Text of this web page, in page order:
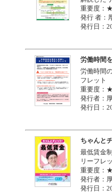
重要度
発行 者：
発行日：
労働時間
労働時間
フレット
重要度
発行者：
発行日：
ちゃんと
最低賃金
リーフレ
重要度
発行者：
発行日：